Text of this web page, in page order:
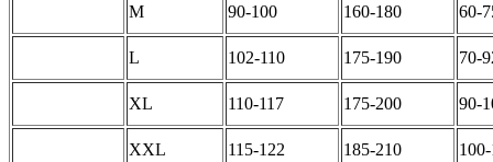
M 90-100 160-180 60-
L 102-110 175-190 70-
XL 110-117 175-200 90-
XXL 115-122 185-210